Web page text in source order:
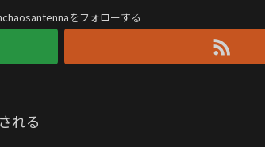
をフォローする
れる